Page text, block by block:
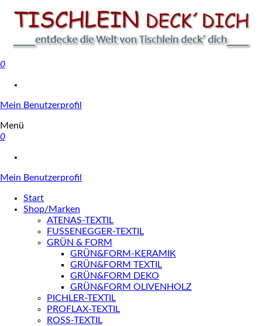
0
Mein Benutzerprofil
Menü
0
Mein Benutzerprofil
Start
Shop/Marken
ATENAS-TEXTIL
FUSSENEGGER-TEXTIL
GRÜN & FORM
GRÜN&FORM-KERAMIK
GRÜN&FORM TEXTIL
GRÜN&FORM DEKO
GRÜN&FORM OLIVENHOLZ
PICHLER-TEXTIL
PROFLAX-TEXTIL
ROSS-TEXTIL